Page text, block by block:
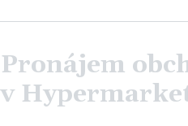
Pronájem
v